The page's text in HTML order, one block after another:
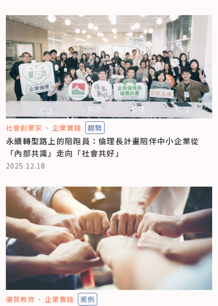
社會創業家 企業實踐 趨勢
永續轉型路上的陪跑員：倫理長計畫陪伴中小企業從
「內部共識」走向「社會共好」
2025.12.18
優質教育 企業實踐 案例